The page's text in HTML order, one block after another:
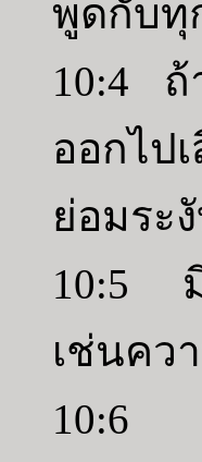
พูดกับทุ
10:4 ถ้
ออกไป
ย่อมระ
10:5 มี
เช่นคว
10:6 ค